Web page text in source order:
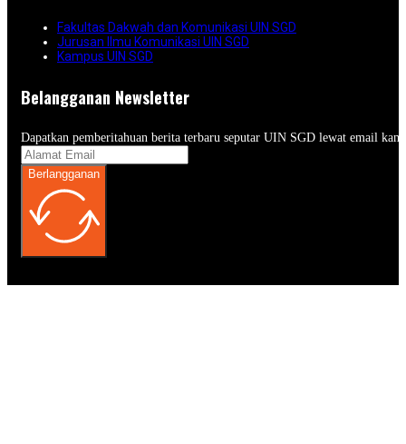
Fakultas Dakwah dan Komunikasi UIN SGD
Jurusan Ilmu Komunikasi UIN SGD
Kampus UIN SGD
Belangganan Newsletter
Dapatkan pemberitahuan berita terbaru seputar UIN SGD lewat email
Berlangganan